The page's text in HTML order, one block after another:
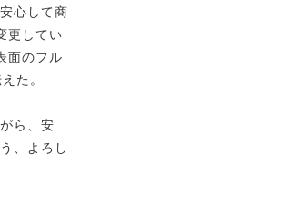
心して商
更してい
面のフル
た。
ら、安
、よろし